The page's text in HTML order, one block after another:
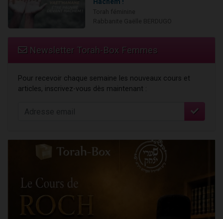
Newsletter Torah-Box Femmes
Pour recevoir chaque semaine les nouveaux cours et
articles, inscrivez-vous dès maintenant :